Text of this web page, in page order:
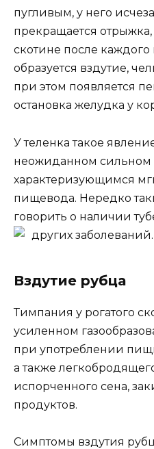
пугливым, у него
прекращается отрыжка,
скотине после
образуется вздутие,
при этом появляется
остановка желудка у
У теленка такое
неожиданном сильном
характеризующимся
пищевода. Нередко
говорить о наличии
других заболеваний.
Вздутие рубца
Тимпания у рогатого
усиленном
при употреблении
а также
испорченного сена,
продуктов.
Симптомы вздутия